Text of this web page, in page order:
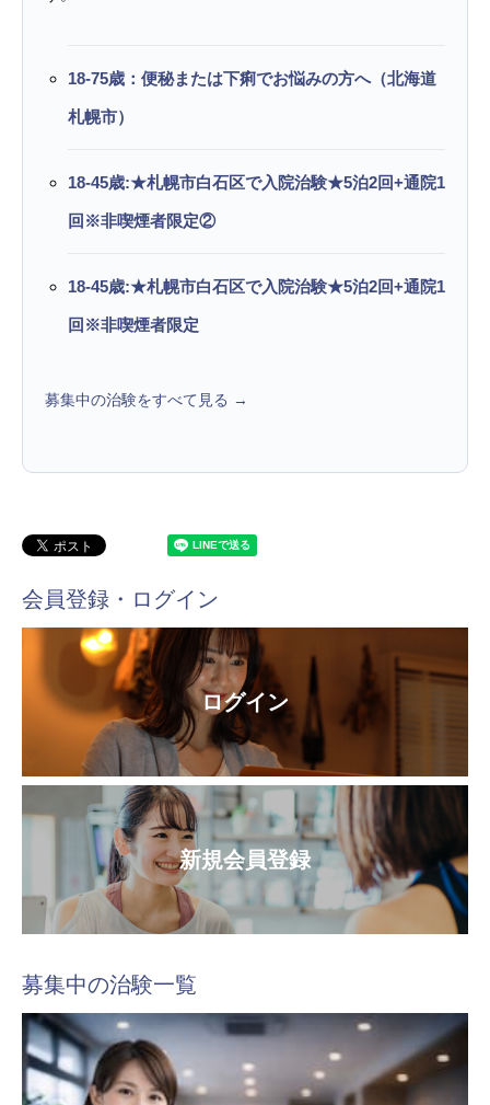
18-75歳：便秘または下痢でお悩みの方へ（北海道
札幌市）
18-45歳:★札幌市白石区で入院治験★5泊2回+通院1
回※非喫煙者限定②
18-45歳:★札幌市白石区で入院治験★5泊2回+通院1
回※非喫煙者限定
募集中の治験をすべて見る →
会員登録・ログイン
ログイン
新規会員登録
募集中の治験一覧